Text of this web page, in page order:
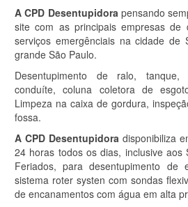
A CPD Desentupidorapensando
site com as principais empresas de
serviços emergênciais na cidade
grande São Paulo.
Desentupimento de ralo,
conduíte, coluna coletora de
Limpeza na caixa de gordura,
fossa.
A CPD Desentupidora disponibiliza
24 horas todos os dias, inclusive aos
Feriados, para desentupimento de
sistema roter systen com sondas
de encanamentos com água em alta